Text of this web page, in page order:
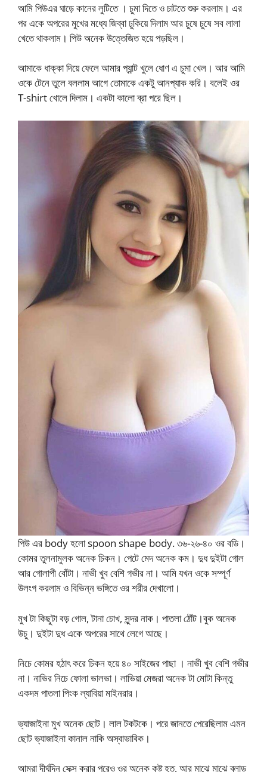
আমি পিউএর ঘাড়ে কানের লুটিতে । চুমা দিতে ও চাটতে শুরু করলাম। এর
পর একে অপরের মুখের মধ্যে জিব্বা ঢুকিয়ে দিলাম আর চুষে চুষে সব লালা
খেতে থাকলাম। পিউ অনেক উত্তেজিত হয়ে পড়ছিল।
আমাকে ধাক্কা দিয়ে ফেলে আমার প্যান্ট খুলে ধোণ এ চুমা খেল। আর আমি
ওকে টেনে তুলে বললাম আগে তোমাকে একটু আনপ্যাক করি। বলেই ওর
T-shirt খোলে দিলাম। একটা কালো ব্রা পরে ছিল।
পিউ এর body হলো spoon shape body. ৩৬-২৬-৪০ ওর বডি।
কোমর তুলনামুলক অনেক চিকন। পেটে মেদ অনেক কম। দুধ দুইটা গোল
আর গোলাপী বোঁটা। নাভী খুব বেশি গভীর না। আমি যখন ওকে সম্পূর্ণ
উলংগ করলাম ও বিভিন্ন ভঙ্গিতে ওর শরীর দেখালো।
মুখ টা কিছুটা বড় গোল, টানা চোখ, সুন্দর নাক। পাতলা ঠোঁট।বুক অনেক
উচু। দুইটা দুধ একে অপরের সাথে লেগে আছে।
নিচে কোমর হঠাৎ করে চিকন হয়ে ৪০ সাইজের পাছা । নাভী খুব বেশি গভীর
না। নাভির নিচে ফোলা ভালভা। লাভিয়া মেজরা অনেক টা মোটা কিন্তু
একদম পাতলা পিংক ল্যাবিয়া মাইনরার।
ভ্যাজাইনা মুখ অনেক ছোট। লাল টকটকে। পরে জানতে পেরেছিলাম এমন
ছোট ভ্যাজাইনা কানাল নাকি অস্বাভাবিক।
আমরা দীর্ঘদিন সেক্স করার পরেও ওর অনেক কষ্ট হত, আর মাঝে মাঝে ব্লাড